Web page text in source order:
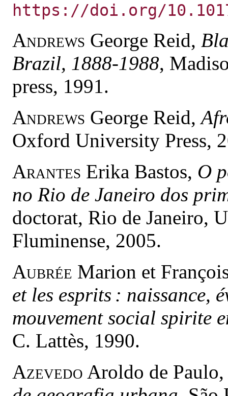
https://doi.org/10.1017/
Andrews George Reid,
Brazil, 1888-1988,
press, 1991.
Andrews George Reid,
Oxford University Press,
Arantes Erika Bastos, O
no Rio de Janeiro dos
doctorat, Rio de Janeiro,
Fluminense, 2005.
Aubrée Marion et
et les esprits : naissance,
mouvement social spirite
C. Lattès, 1990.
Azevedo Aroldo de